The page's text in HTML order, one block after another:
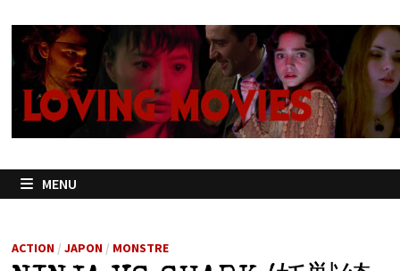
contenu
MENU
ACTION/ JAPON/ MONSTRE